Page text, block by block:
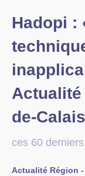
Besoin d’Aide ?
Les antennes
Hadopi :
Actualité
de-
ces 60
Actualité Région